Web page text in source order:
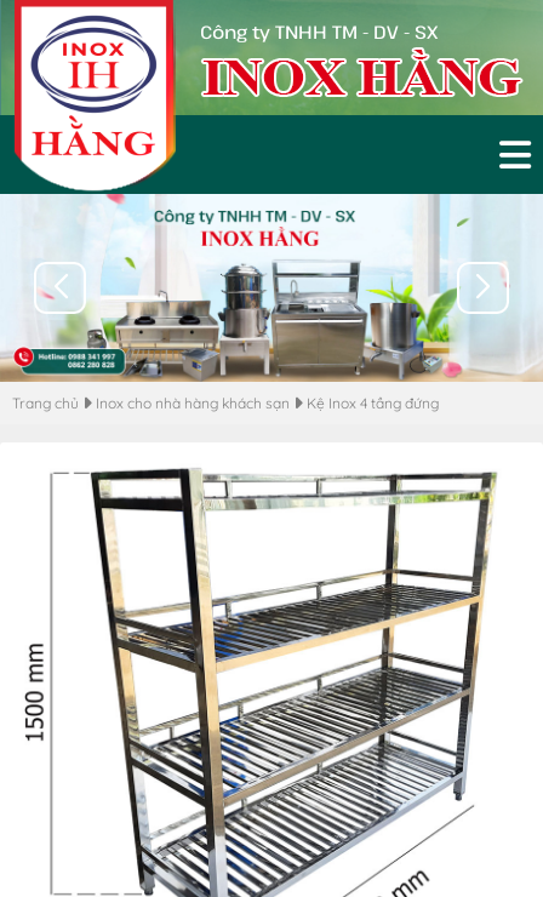
Công ty TNHH TM - DV - SX
Trang chủ Inox cho nhà hàng khách sạn Kệ Inox 4 tầng đứng